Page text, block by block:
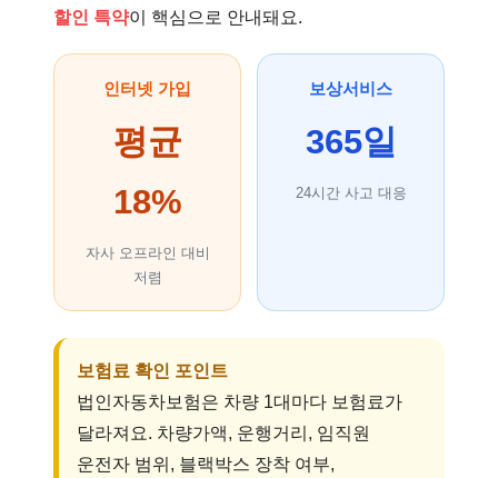
할인 특약이 핵심으로 안내돼요.
인터넷 가입
평균
18%
자사 오프라인 대비
저렴
보상서비스
365일
24시간 사고 대응
보험료 확인 포인트
법인자동차보험은 차량 1대마다 보험료가
달라져요. 차량가액, 운행거리, 임직원
운전자 범위, 블랙박스 장착 여부,